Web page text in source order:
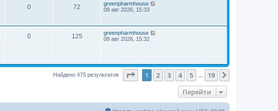
0 72
greenpharmhouse
08 авг 2026, 15:33
0 125
greenpharmhouse
08 авг 2026, 15:32
Найдено 475 результатов Страница1 из 19
1 2 3 4 5 19
Перейти